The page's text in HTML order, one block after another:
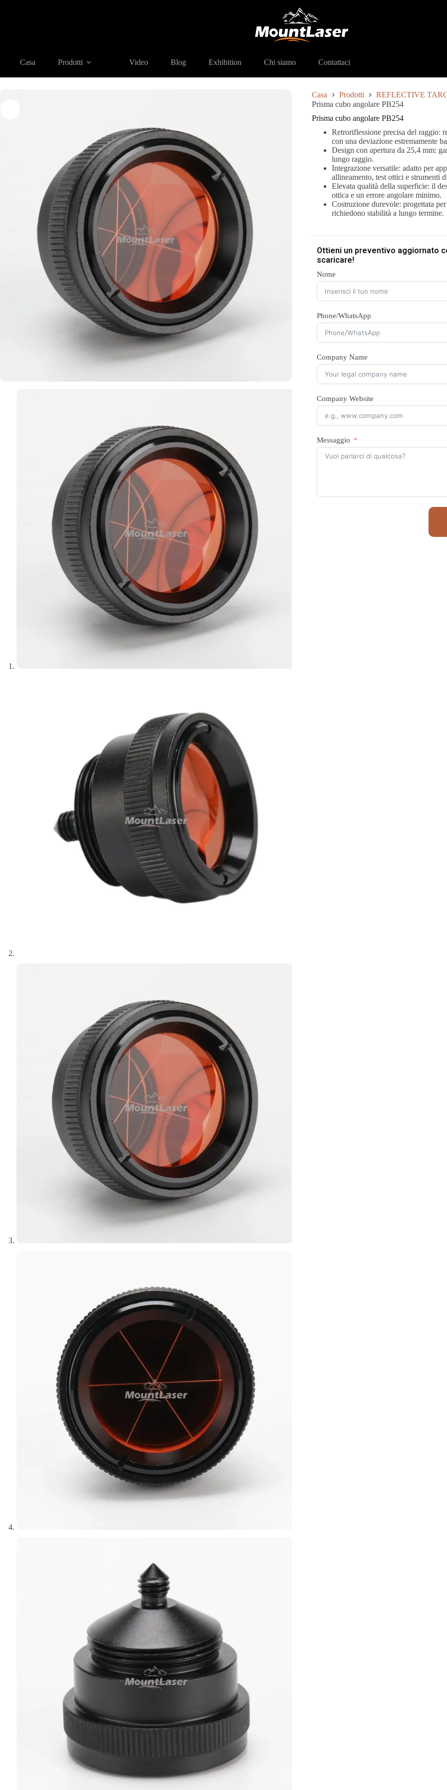
Casa Prodotti Video Blog Exhibition Chi siamo Contattaci
Prismi cubici angolari Prisma cubo angolare PB254
Casa Prodotti REFLECTIVE
Prisma cubo angolare PB254
Prisma cubo angolare PB254
Retroriflessione precisa del raggio:
con una deviazione estremamente
Design con apertura da 25,4 mm:
lungo raggio.
Integrazione versatile: adatto per
allineamento, test ottici e strumenti
Elevata qualità della superficie: il
ottica e un errore angolare minimo.
Costruzione durevole: progettata
richiedono stabilità a lungo termine.
Ottieni un preventivo aggiornato
scaricare!
Nome
Phone/WhatsApp
Company Name
Company Website
Messaggio